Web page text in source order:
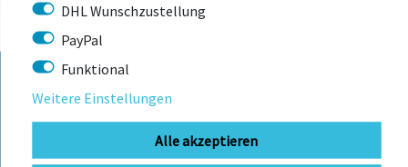
DHL Wunschzustellung
PayPal
Funktional
Weitere Einstellungen
Alle akzeptieren